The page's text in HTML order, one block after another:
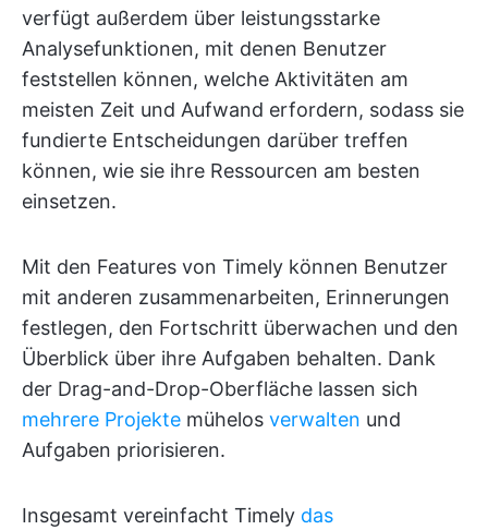
verfügt außerdem über leistungsstarke
Analysefunktionen, mit denen Benutzer
feststellen können, welche Aktivitäten am
meisten Zeit und Aufwand erfordern, sodass sie
fundierte Entscheidungen darüber treffen
können, wie sie ihre Ressourcen am besten
einsetzen.
Mit den Features von Timely können Benutzer
mit anderen zusammenarbeiten, Erinnerungen
festlegen, den Fortschritt überwachen und den
Überblick über ihre Aufgaben behalten. Dank
der Drag-and-Drop-Oberfläche lassen sich
mehrere Projekte mühelos verwalten und
Aufgaben priorisieren.
Insgesamt vereinfacht Timely das